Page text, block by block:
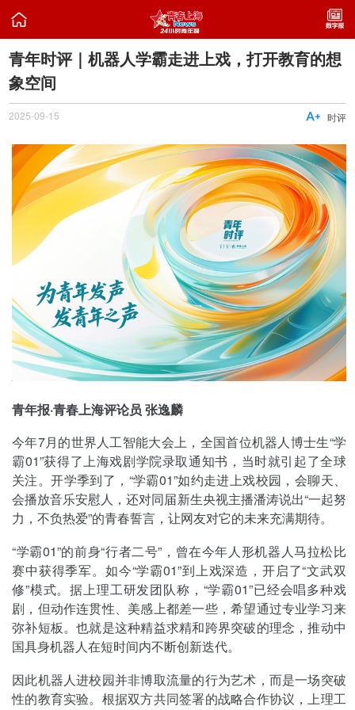

青年时评｜机器人学霸走进上戏，打开教育的想
象空间
2025-09-15 时评

青年报·青春上海评论员 张逸麟
今年7月的世界人工智能大会上，全国首位机器人博士生“学
霸01”获得了上海戏剧学院录取通知书，当时就引起了全球
关注。开学季到了，“学霸01”如约走进上戏校园，会聊天、
会播放音乐安慰人，还对同届新生央视主播潘涛说出“一起努
力，不负热爱”的青春誓言，让网友对它的未来充满期待。
“学霸01”的前身“行者二号”，曾在今年人形机器人马拉松比
赛中获得季军。如今“学霸01”到上戏深造，开启了“文武双
修”模式。据上理工研发团队称，“学霸01”已经会唱多种戏
剧，但动作连贯性、美感上都差一些，希望通过专业学习来
弥补短板。也就是这种精益求精和跨界突破的理念，推动中
国具身机器人在短时间内不断创新迭代。
因此机器人进校园并非博取流量的行为艺术，而是一场突破
性的教育实验。根据双方共同签署的战略合作协议，上理工